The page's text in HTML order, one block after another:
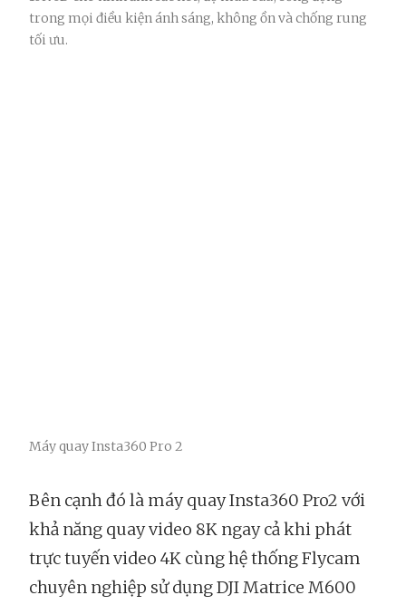
trong mọi điều kiện ánh sáng, không ồn và chống rung
tối ưu.
Máy quay Insta360 Pro 2
Bên cạnh đó là máy quay Insta360 Pro2 với
khả năng quay video 8K ngay cả khi phát
trực tuyến video 4K cùng hệ thống Flycam
chuyên nghiệp sử dụng DJI Matrice M600